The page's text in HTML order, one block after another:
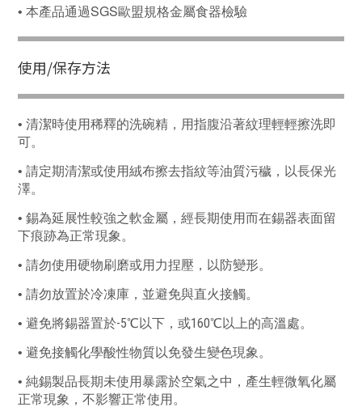
• 本產品通過SGS歐盟規格金屬食器檢驗
使⽤/保存方法
• 清潔時使用稀釋的洗碗精，用指腹沿著紋理輕輕擦洗即
可。
• 請定期清潔或使用絨布擦去指紋等油質污穢，以長保光
澤。
• 錫為延展性較強之軟金屬，經長期使用而在錫器表面留
下痕跡為正常現象。
• 請勿使用硬物刷磨或用力捏壓，以防變形。
• 請勿放置於冷凍庫，並避免與直火接觸。
• 避免將錫器置於-5℃ 以下，或160℃ 以上的高溫處。
• 避免接觸化學酸性物質以免發生變色現象。
• 純錫製品長期未使用暴露於空氣之中，產生輕微氧化屬
正常現象，不影響正常使用。